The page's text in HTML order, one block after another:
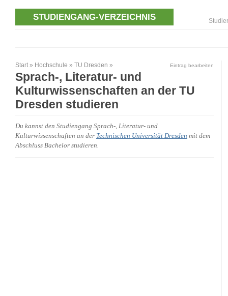
STUDIENGANG-VERZEICHNIS
Start » Hochschule » TU Dresden » Eintrag bearbeiten
Sprach-, Literatur- und
Kulturwissenschaften an der TU
Dresden studieren
Du kannst den Studiengang Sprach-, Literatur- und
Kulturwissenschaften an der Technischen Universität Dresden mit dem
Abschluss Bachelor studieren.